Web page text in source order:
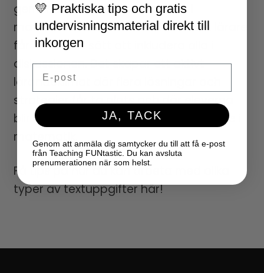
gemensamt språk för att delta i
matematiska samtal – och du som lärare
får ett enkelt sätt att inkludera alla i
diskussionen. Det skapar ett aktivt
lärandeklimat där flera lösningar och
strategier får ta plats och där eleverna
blir mer medvetna om sitt eget lärande i
matematik.
Få tips på hur du kan arbeta med olika
typer av textuppgifter här!
💛 Praktiska tips och gratis
undervisningsmaterial direkt till
inkorgen
JA, TACK
Genom att anmäla dig samtycker du till att få e-post
från Teaching FUNtastic. Du kan avsluta
prenumerationen när som helst.